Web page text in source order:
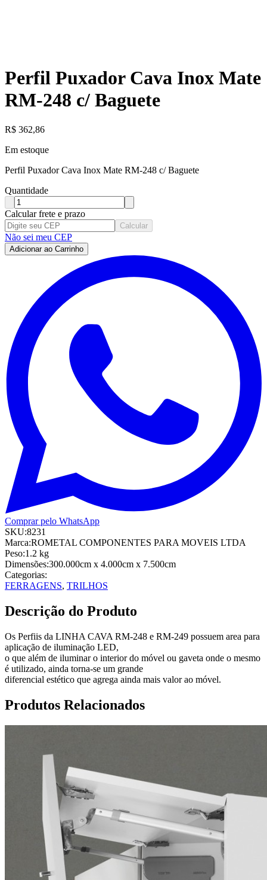
Perfil Puxador Cava Inox Mate
RM-248 c/ Baguete
R$ 362,86
Em estoque
Perfil Puxador Cava Inox Mate RM-248 c/ Baguete
Quantidade
Calcular frete e prazo
Calcular
Não sei meu CEP
Adicionar ao Carrinho
Comprar pelo WhatsApp
SKU:8231
Marca:ROMETAL COMPONENTES PARA MOVEIS LTDA
Peso:1.2 kg
Dimensões:300.000cm x 4.000cm x 7.500cm
Categorias:
FERRAGENS, TRILHOS
Descrição do Produto
Os Perfiis da LINHA CAVA RM-248 e RM-249 possuem area para
aplicação de iluminação LED,
o que além de iluminar o interior do móvel ou gaveta onde o mesmo
é utilizado, ainda torna-se um grande
diferencial estético que agrega ainda mais valor ao móvel.
Produtos Relacionados